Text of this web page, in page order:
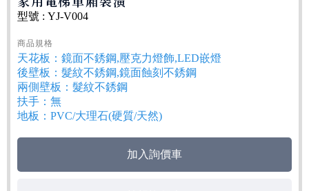
型號 : YJ-V004
商品規格
天花板：鏡面不銹鋼,壓克力燈飾,LED嵌燈
後壁板：髮紋不銹鋼,鏡面蝕刻不銹鋼
兩側壁板：髮紋不銹鋼
扶手：無
地板：PVC/大理石(硬質/天然)